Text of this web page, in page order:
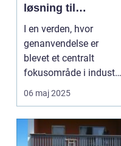
løsning til
moderne
genanvendelsesin
dustri
I en verden, hvor
genanvendelse er
blevet et centralt
fokusområde i industri
og samfund, er de...
06 maj 2025